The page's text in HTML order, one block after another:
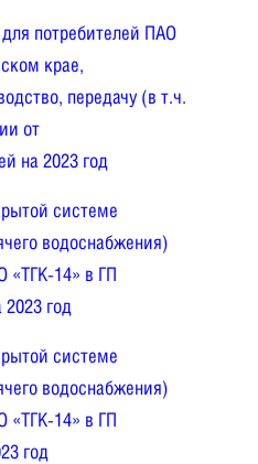
потребителей ПАО
крае,
передачу (в т.ч.
от
на 2023 год
системе
водоснабжения)
«ТГК-14» в ГП
год
системе
водоснабжения)
«ТГК-14» в ГП
год